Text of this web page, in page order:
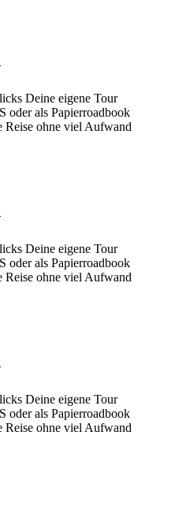
Deine eigene Tour
oder als Papierroadbook
Reise ohne viel Aufwand
Deine eigene Tour
oder als Papierroadbook
Reise ohne viel Aufwand
Deine eigene Tour
oder als Papierroadbook
Reise ohne viel Aufwand